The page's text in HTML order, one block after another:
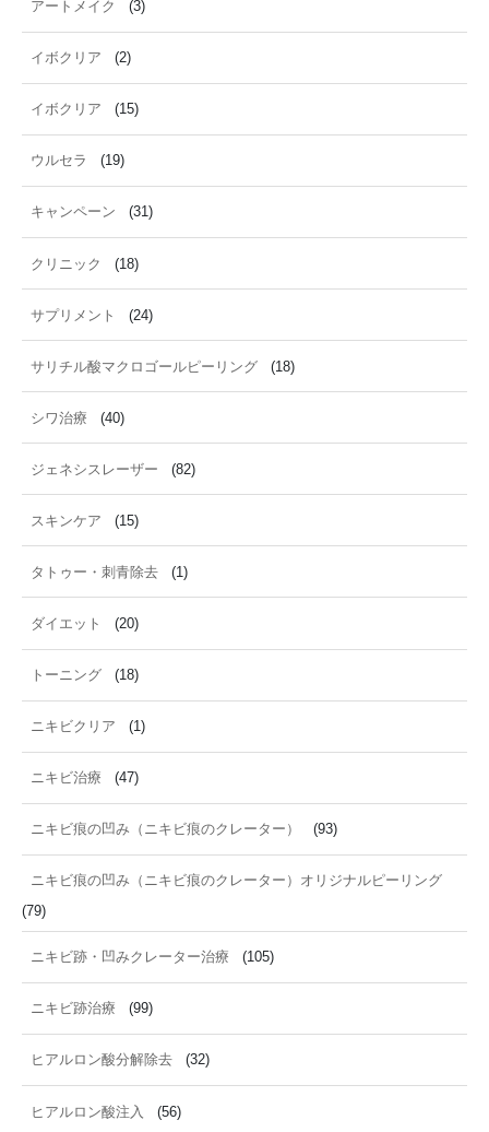
アートメイク (3)
イボクリア (2)
イボクリア (15)
ウルセラ (19)
キャンペーン (31)
クリニック (18)
サプリメント (24)
サリチル酸マクロゴールピーリング (18)
シワ治療 (40)
ジェネシスレーザー (82)
スキンケア (15)
タトゥー・刺青除去 (1)
ダイエット (20)
トーニング (18)
ニキビクリア (1)
ニキビ治療 (47)
ニキビ痕の凹み（ニキビ痕のクレーター） (93)
ニキビ痕の凹み（ニキビ痕のクレーター）オリジナルピーリング
(79)
ニキビ跡・凹みクレーター治療 (105)
ニキビ跡治療 (99)
ヒアルロン酸分解除去 (32)
ヒアルロン酸注入 (56)